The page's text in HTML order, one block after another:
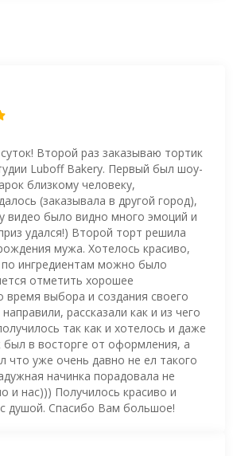
Второй раз заказываю тортик
Luboff Bakery. Первый был шоу-
близкому человеку,
(заказывала в другой город),
видео было видно много эмоций и
удался!) Второй торт решила
мужа. Хотелось красиво,
по ингредиентам можно было
отметить хорошее
время выбора и создания своего
рассказали как и из чего
так как и хотелось и даже
в восторге от оформления, а
что уже очень давно не ел такого
начинка порадовала не
и нас))) Получилось красиво и
душой. Спасибо Вам большое!